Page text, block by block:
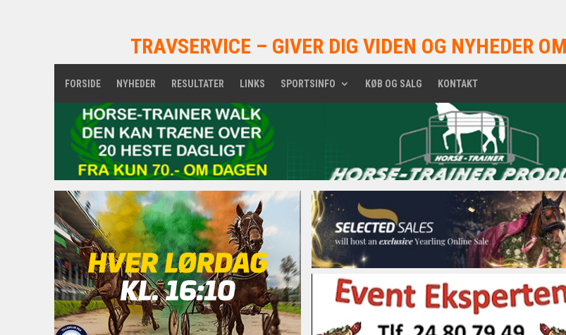
TRAVSERVICE – GIVER DIG VIDEN OG NYHEDER
FORSIDE NYHEDER RESULTATER LINKS SPORTSINFO KØB OG SALG KONTAKT